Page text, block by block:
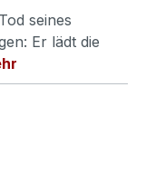
seines
Er lädt die